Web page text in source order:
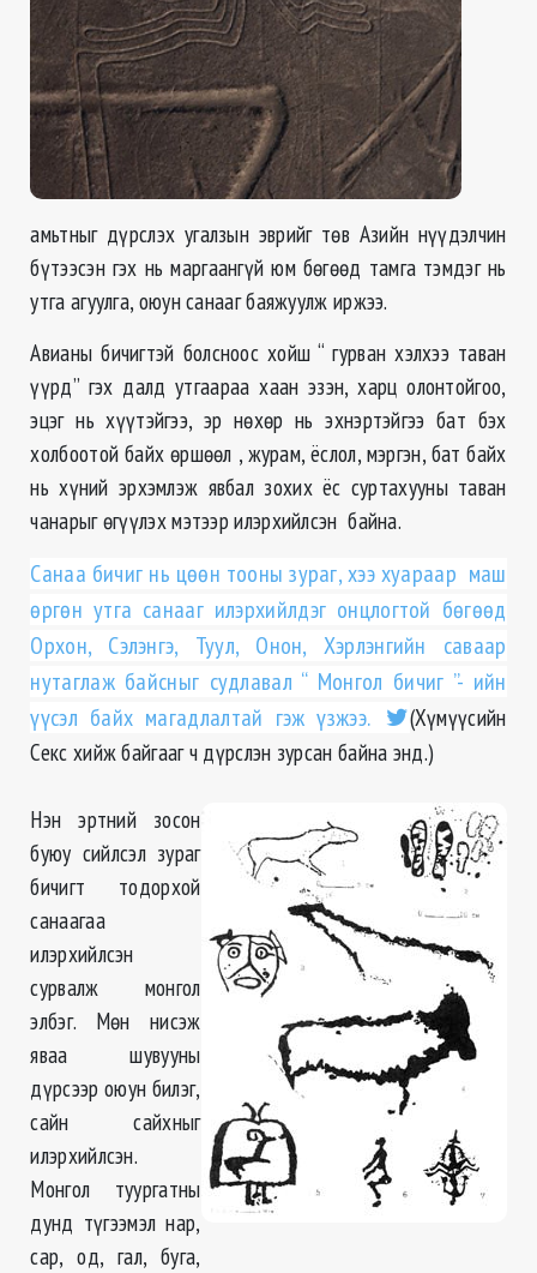
амьтныг дүрслэх угалзын эврийг төв Азийн нүүдэлчин
бүтээсэн гэх нь маргаангүй юм бөгөөд тамга тэмдэг нь
утга агуулга, оюун санааг баяжуулж иржээ.
Авианы бичигтэй болсноос хойш “ гурван хэлхээ таван
үүрд” гэх далд утгаараа хаан эзэн, харц олонтойгоо,
эцэг нь хүүтэйгээ, эр нөхөр нь эхнэртэйгээ бат бэх
холбоотой байх өршөөл , журам, ёслол, мэргэн, бат байх
нь хүний эрхэмлэж явбал зохих ёс суртахууны таван
чанарыг өгүүлэх мэтээр илэрхийлсэн байна.
Санаа бичиг нь цөөн тооны зураг, хээ хуараар маш
өргөн утга санааг илэрхийлдэг онцлогтой бөгөөд
Орхон, Сэлэнгэ, Туул, Онон, Хэрлэнгийн саваар
нутаглаж байсныг судлавал “ Монгол бичиг ”- ийн
үүсэл байх магадлалтай гэж үзжээ.
(Хүмүүсийн
Секс хийж байгааг ч дүрслэн зурсан байна энд.)
Нэн эртний зосон
буюу сийлсэл зураг
бичигт тодорхой
санаагаа
илэрхийлсэн
сурвалж монгол
элбэг. Мөн нисэж
яваа шувууны
дүрсээр оюун билэг,
сайн сайхныг
илэрхийлсэн.
Монгол туургатны
дунд түгээмэл нар,
сар, од, гал, буга,